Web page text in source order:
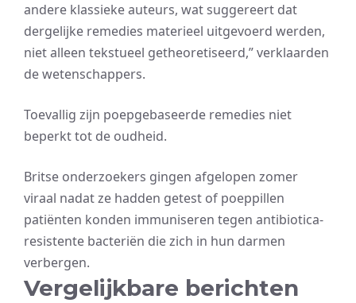
andere klassieke auteurs, wat suggereert dat
dergelijke remedies materieel uitgevoerd werden,
niet alleen tekstueel getheoretiseerd,” verklaarden
de wetenschappers.
Toevallig zijn poepgebaseerde remedies niet
beperkt tot de oudheid.
Britse onderzoekers gingen afgelopen zomer
viraal nadat ze hadden getest of poeppillen
patiënten konden immuniseren tegen antibiotica-
resistente bacteriën die zich in hun darmen
verbergen.
Vergelijkbare berichten